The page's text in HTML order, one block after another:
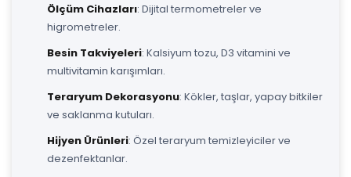
Ölçüm Cihazları: Dijital termometreler ve
higrometreler.
Besin Takviyeleri: Kalsiyum tozu, D3 vitamini ve
multivitamin karışımları.
Teraryum Dekorasyonu: Kökler, taşlar, yapay bitkiler
ve saklanma kutuları.
Hijyen Ürünleri: Özel teraryum temizleyiciler ve
dezenfektanlar.